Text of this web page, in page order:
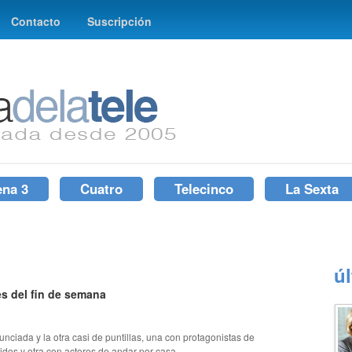
Contacto Suscripción
3 Cuatro Telecinco La Sexta
del fin de semana
y la otra casi de puntillas, una con protagonistas de